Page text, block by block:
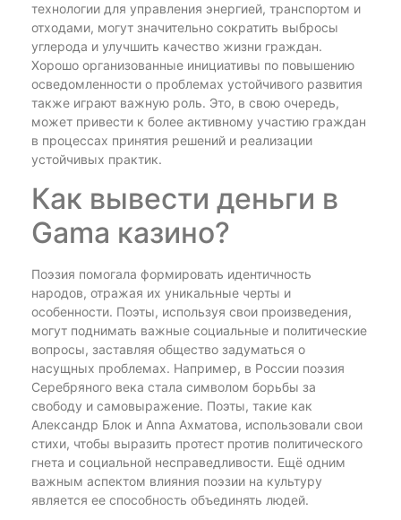
технологии для управления энергией, транспортом и
отходами, могут значительно сократить выбросы
углерода и улучшить качество жизни граждан.
Хорошо организованные инициативы по повышению
осведомленности о проблемах устойчивого развития
также играют важную роль. Это, в свою очередь,
может привести к более активному участию граждан
в процессах принятия решений и реализации
устойчивых практик.
Как вывести деньги в
Gama казино?
Поэзия помогала формировать идентичность
народов, отражая их уникальные черты и
особенности. Поэты, используя свои произведения,
могут поднимать важные социальные и политические
вопросы, заставляя общество задуматься о
насущных проблемах. Например, в России поэзия
Серебряного века стала символом борьбы за
свободу и самовыражение. Поэты, такие как
Александр Блок и Anna Ахматова, использовали свои
стихи, чтобы выразить протест против политического
гнета и социальной несправедливости. Ещё одним
важным аспектом влияния поэзии на культуру
является ее способность объединять людей.